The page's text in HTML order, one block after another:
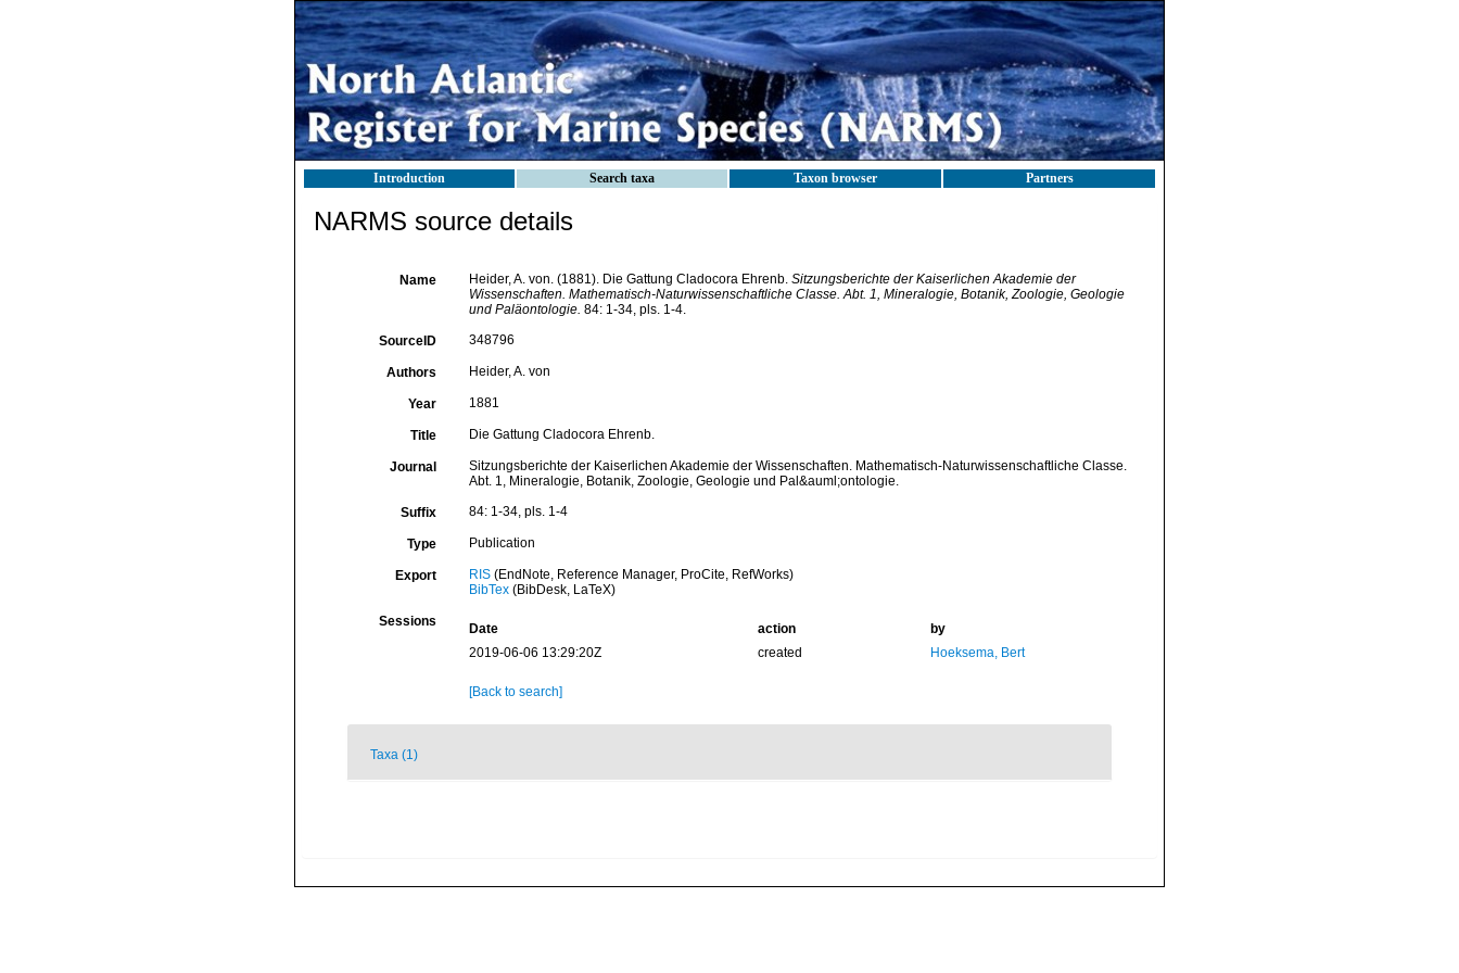
Introduction Search taxa Taxon browser Partners
NARMS source details
Name Heider, A. von. (1881). Die Gattung Cladocora Ehrenb. Sitzungsberichte der Kaiserlichen Akademie der
Wissenschaften. Mathematisch-Naturwissenschaftliche Classe. Abt. 1, Mineralogie, Botanik, Zoologie, Geologie
und Paläontologie. 84: 1-34, pls. 1-4.
SourceID 348796
Authors Heider, A. von
Year 1881
Title Die Gattung Cladocora Ehrenb.
Journal
Sitzungsberichte der Kaiserlichen Akademie der Wissenschaften. Mathematisch-Naturwissenschaftliche Classe.
Abt. 1, Mineralogie, Botanik, Zoologie, Geologie und Pal&auml;ontologie.
Suffix 84: 1-34, pls. 1-4
Type Publication
Export RIS(EndNote, Reference Manager, ProCite, RefWorks)
BibTex(BibDesk, LaTeX)
Sessions Date action
by
2019-06-06 13:29:20Z
created Hoeksema, Bert
[Back to search]
Taxa (1)